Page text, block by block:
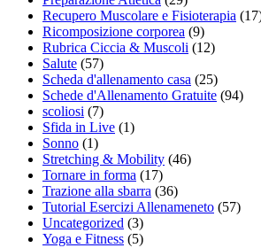
Recupero Muscolare e Fisioterapia
Ricomposizione corporea (9)
Rubrica Ciccia & Muscoli (12)
Salute (57)
Scheda d'allenamento casa (25)
Schede d'Allenamento Gratuite (94)
scoliosi (7)
Sfida in Live (1)
Sonno (1)
Stretching & Mobility (46)
Tornare in forma (17)
Trazione alla sbarra (36)
Tutorial Esercizi Allenameneto (57)
Uncategorized (3)
Yoga e Fitness (5)